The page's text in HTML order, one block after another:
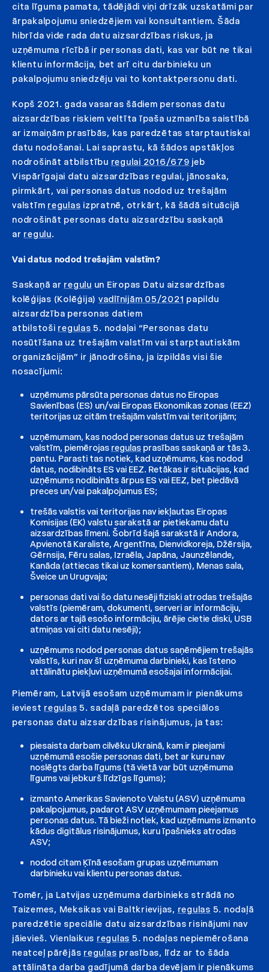
cita līguma pamata, tādējādi viņi drīzāk uzskatāmi par
ārpakalpojumu sniedzējiem vai konsultantiem. Šāda
hibrīda vide rada datu aizsardzības riskus, ja
uzņēmuma rīcībā ir personas dati, kas var būt ne tikai
klientu informācija, bet arī citu darbinieku un
pakalpojumu sniedzēju vai to kontaktpersonu dati.
Kopš 2021. gada vasaras šādiem personas datu
aizsardzības riskiem veltīta īpaša uzmanība saistībā
ar izmaiņām prasībās, kas paredzētas starptautiskai
datu nodošanai. Lai saprastu, kā šādos apstākļos
nodrošināt atbilstību regulai 2016/679 jeb
Vispārīgajai datu aizsardzības regulai, jānosaka,
pirmkārt, vai personas datus nodod uz trešajām
valstīm regulas izpratnē, otrkārt, kā šādā situācijā
nodrošināt personas datu aizsardzību saskaņā
ar regulu.
Vai datus nodod trešajām valstīm?
Saskaņā ar regulu un Eiropas Datu aizsardzības
kolēģijas (Kolēģija) vadlīnijām 05/2021 papildu
aizsardzība personas datiem
atbilstoši regulas 5. nodaļai “Personas datu
nosūtīšana uz trešajām valstīm vai starptautiskām
organizācijām” ir jānodrošina, ja izpildās visi šie
nosacījumi:
uzņēmums pārsūta personas datus no Eiropas
Savienības (ES) un/vai Eiropas Ekonomikas zonas (EEZ)
teritorijas uz citām trešajām valstīm vai teritorijām;
uzņēmumam, kas nodod personas datus uz trešajām
valstīm, piemērojas regulas prasības saskaņā ar tās 3.
pantu. Parasti tas notiek, kad uzņēmums, kas nodod
datus, nodibināts ES vai EEZ. Retākas ir situācijas, kad
uzņēmums nodibināts ārpus ES vai EEZ, bet piedāvā
preces un/vai pakalpojumus ES;
trešās valstis vai teritorijas nav iekļautas Eiropas
Komisijas (EK) valstu sarakstā ar pietiekamu datu
aizsardzības līmeni. Šobrīd šajā sarakstā ir Andora,
Apvienotā Karaliste, Argentīna, Dienvidkoreja, Džērsija,
Gērnsija, Fēru salas, Izraēla, Japāna, Jaunzēlande,
Kanāda (attiecas tikai uz komersantiem), Menas sala,
Šveice un Urugvaja;
personas dati vai šo datu nesēji fiziski atrodas trešajās
valstīs (piemēram, dokumenti, serveri ar informāciju,
dators ar tajā esošo informāciju, ārējie cietie diski, USB
atmiņas vai citi datu nesēji);
uzņēmums nodod personas datus saņēmējiem trešajās
valstīs, kuri nav šī uzņēmuma darbinieki, kas īsteno
attālinātu piekļuvi uzņēmumā esošajai informācijai.
Piemēram, Latvijā esošam uzņēmumam ir pienākums
ieviest regulas 5. sadaļā paredzētos speciālos
personas datu aizsardzības risinājumus, ja tas:
piesaista darbam cilvēku Ukrainā, kam ir pieejami
uzņēmumā esošie personas dati, bet ar kuru nav
noslēgts darba līgums (tā vietā var būt uzņēmuma
līgums vai jebkurš līdzīgs līgums);
izmanto Amerikas Savienoto Valstu (ASV) uzņēmuma
pakalpojumus, padarot ASV uzņēmumam pieejamus
personas datus. Tā bieži notiek, kad uzņēmums izmanto
kādus digitālus risinājumus, kuru īpašnieks atrodas
ASV;
nodod citam Ķīnā esošam grupas uzņēmumam
darbinieku vai klientu personas datus.
Tomēr, ja Latvijas uzņēmuma darbinieks strādā no
Taizemes, Meksikas vai Baltkrievijas, regulas 5. nodaļā
paredzētie speciālie datu aizsardzības risinājumi nav
jāievieš. Vienlaikus regulas 5. nodaļas nepiemērošana
neatceļ pārējās regulas prasības, līdz ar to šāda
attālināta darba gadījumā darba devējam ir pienākums